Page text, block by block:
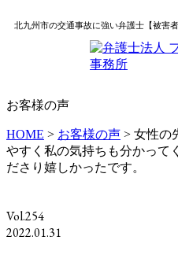
北九州市の交通事故に強い弁護士【被害者
お客様の声
HOME > お客様の声 > 女性の
やすく私の気持ちも分かって
ださり嬉しかったです。
Vol.254
2022.01.31